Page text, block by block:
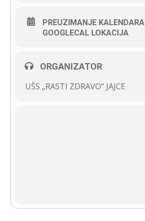
PREUZIMANJE KALENDARA
GOOGLECAL LOKACIJA
ORGANIZATOR
UŠS „RASTI ZDRAVO“ JAJCE